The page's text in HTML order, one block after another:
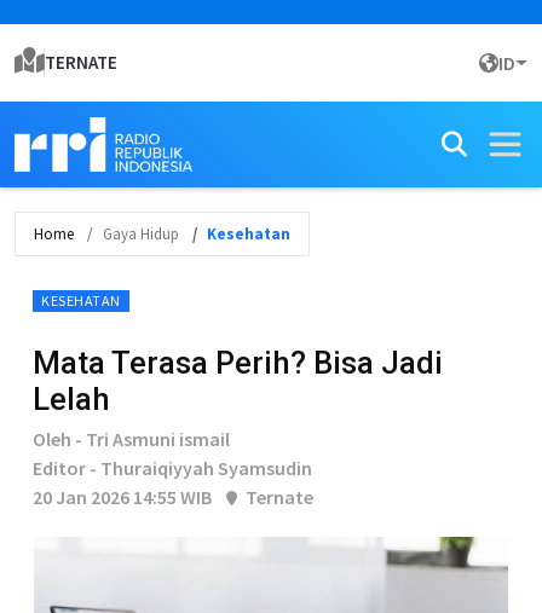
TERNATE ID
Home Gaya Hidup Kesehatan
KESEHATAN
Mata Terasa Perih? Bisa Jadi
Lelah
Oleh - Tri Asmuni ismail
Editor - Thuraiqiyyah Syamsudin
20 Jan 2026 14:55 WIB
Ternate